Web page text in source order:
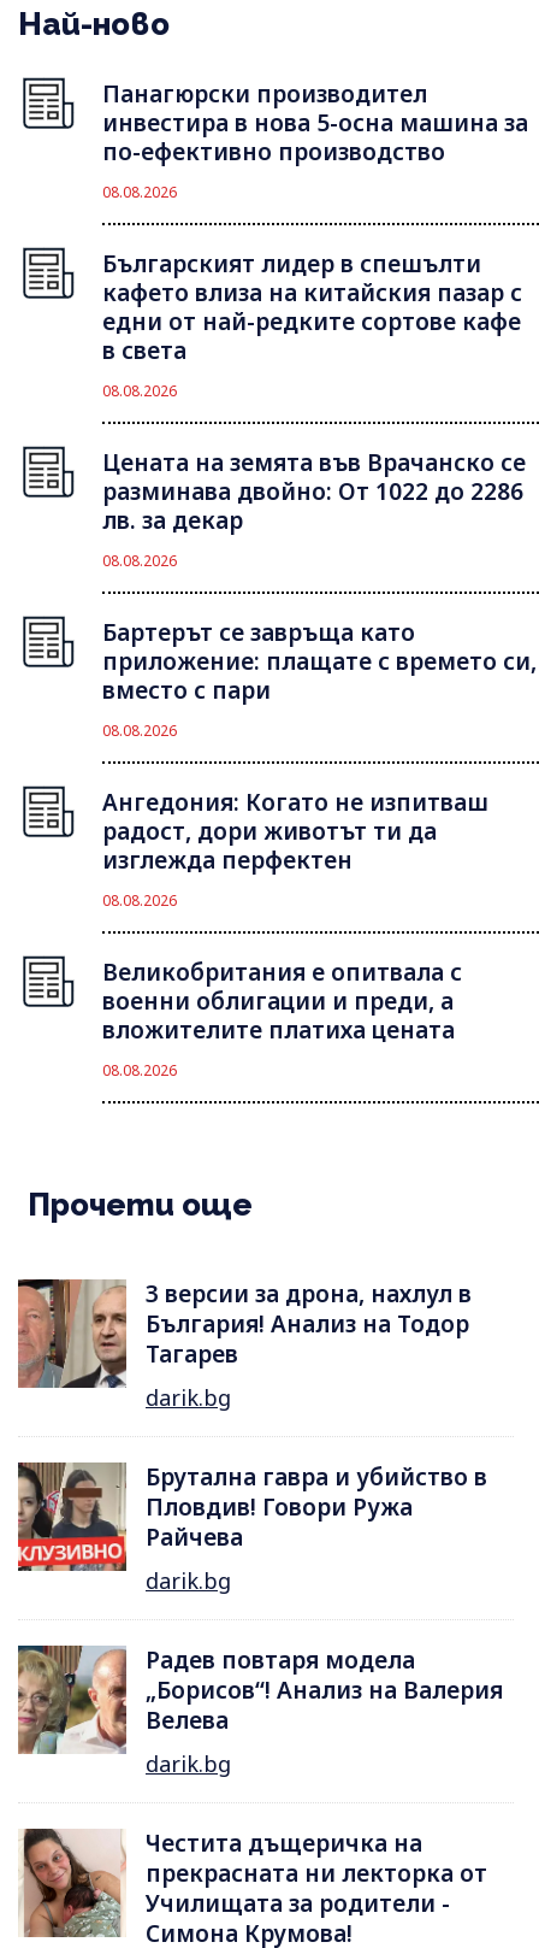
Най-ново
Панагюрски производител
инвестира в нова 5-осна машина за
по-ефективно производство
08.08.2026
Българският лидер в спешълти
кафето влиза на китайския пазар с
едни от най-редките сортове кафе
в света
08.08.2026
Цената на земята във Врачанско се
разминава двойно: От 1022 до 2286
лв. за декар
08.08.2026
Бартерът се завръща като
приложение: плащате с времето си,
вместо с пари
08.08.2026
Ангедония: Когато не изпитваш
радост, дори животът ти да
изглежда перфектен
08.08.2026
Великобритания е опитвала с
военни облигации и преди, а
вложителите платиха цената
08.08.2026
Прочети още
3 версии за дрона, нахлул в
България! Анализ на Тодор
Тагарев
darik.bg
Брутална гавра и убийство в
Пловдив! Говори Ружа
Райчева
darik.bg
Радев повтаря модела
„Борисов“! Анализ на Валерия
Велева
darik.bg
Честита дъщеричка на
прекрасната ни лекторка от
Училищата за родители -
Симона Крумова!